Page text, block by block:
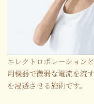
エレクトロポレーション
用機器で微弱な電流を流
を浸透させる施術です。